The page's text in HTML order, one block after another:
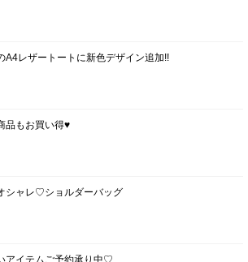
A4レザートートに新色デザイン追加!!
品もお買い得♥
シャレ♡ショルダーバッグ
アイテムご予約承り中♡